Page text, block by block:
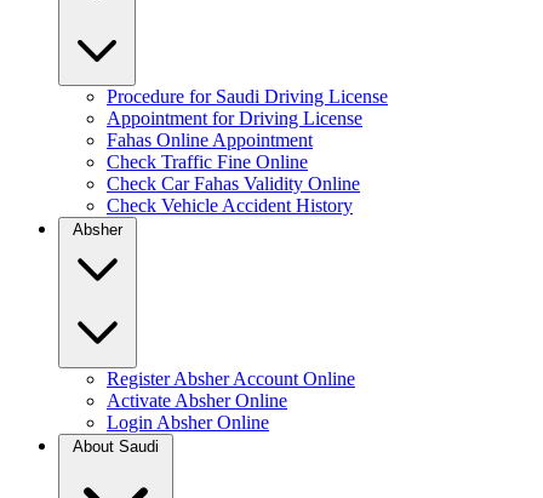
Procedure for Saudi Driving License
Appointment for Driving License
Fahas Online Appointment
Check Traffic Fine Online
Check Car Fahas Validity Online
Check Vehicle Accident History
Absher
Register Absher Account Online
Activate Absher Online
Login Absher Online